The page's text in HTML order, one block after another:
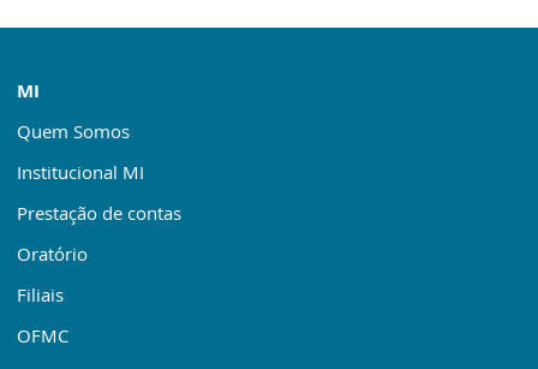
MI
Quem Somos
Institucional MI
Prestação de contas
Oratório
Filiais
OFMC